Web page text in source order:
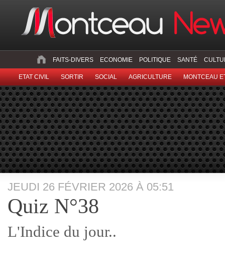
FAITS-DIVERS ECONOMIE POLITIQUE SANTÉ
ETAT CIVIL SORTIR SOCIAL AGRICULTURE MONTCEAU
JEUDI 26 FÉVRIER 2026 À 05:51
Quiz N°38
L'Indice du jour..